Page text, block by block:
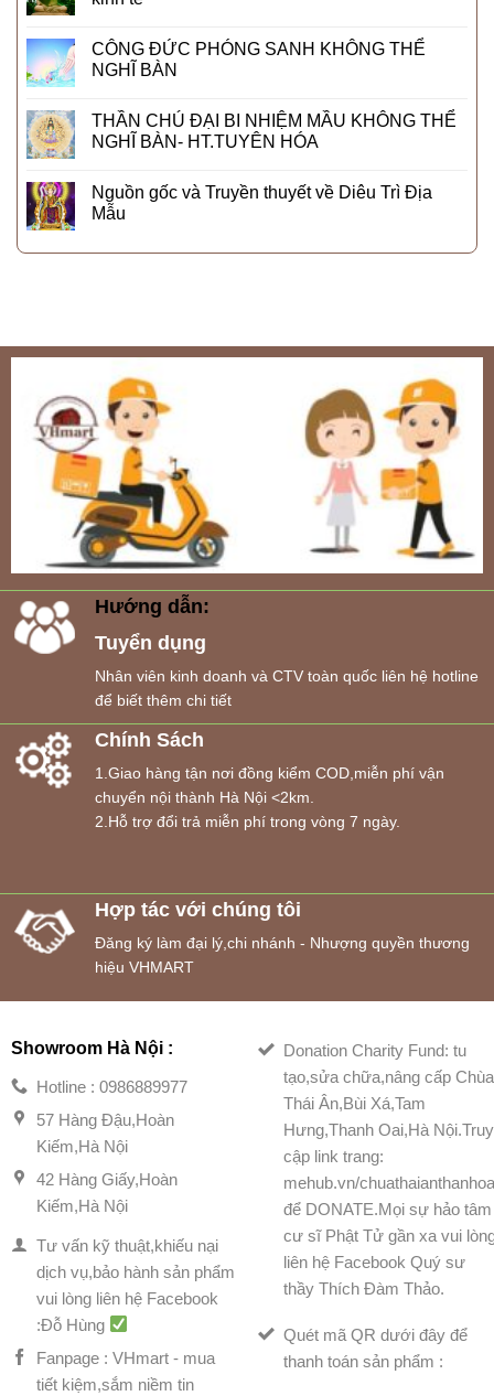
CÔNG ĐỨC PHÓNG SANH KHÔNG THỂ
NGHĨ BÀN
THẦN CHÚ ĐẠI BI NHIỆM MẦU KHÔNG THỂ
NGHĨ BÀN- HT.TUYÊN HÓA
Nguồn gốc và Truyền thuyết về Diêu Trì Địa
Mẫu
Hướng dẫn:
Tuyển dụng
Nhân viên kinh doanh và CTV toàn quốc liên hệ hotline
để biết thêm chi tiết
Chính Sách
1.Giao hàng tận nơi đồng kiểm COD,miễn phí vận
chuyển nội thành Hà Nội <2km.
2.Hỗ trợ đổi trả miễn phí trong vòng 7 ngày.
Hợp tác với chúng tôi
Đăng ký làm đại lý,chi nhánh - Nhượng quyền thương
hiệu VHMART
Showroom Hà Nội :
Hotline : 0986889977
57 Hàng Đậu,Hoàn
Kiếm,Hà Nội
42 Hàng Giấy,Hoàn
Kiếm,Hà Nội
Tư vấn kỹ thuật,khiếu nại
dịch vụ,bảo hành sản phẩm
vui lòng liên hệ Facebook
:Đỗ Hùng
Fanpage : VHmart - mua
tiết kiệm,sắm niềm tin
Donation Charity Fund: tu
tạo,sửa chữa,nâng cấp Chùa
Thái Ân,Bùi Xá,Tam
Hưng,Thanh Oai,Hà Nội.Truy
cập link trang:
mehub.vn/
để DONATE.Mọi sự hảo tâm
cư sĩ Phật Tử gần xa vui
liên hệ Facebook Quý sư
thầy Thích Đàm Thảo.
Quét mã QR dưới đây để
thanh toán sản phẩm :